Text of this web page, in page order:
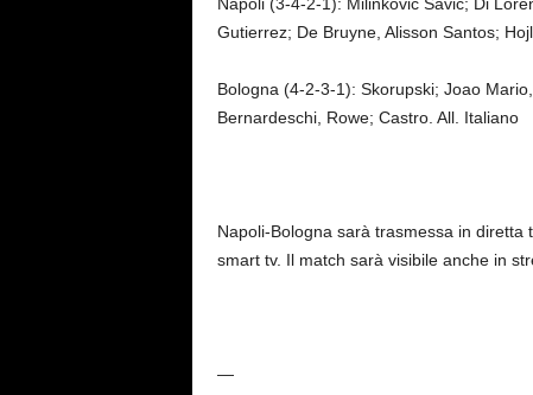
Gutierrez; De Bruyne, Alisson Santos;
Bologna (4-2-3-1): Skorupski; Joao
Bernardeschi, Rowe; Castro. All. Italiano
Napoli-Bologna sarà trasmessa in diretta
smart tv. Il match sarà visibile anche in
—